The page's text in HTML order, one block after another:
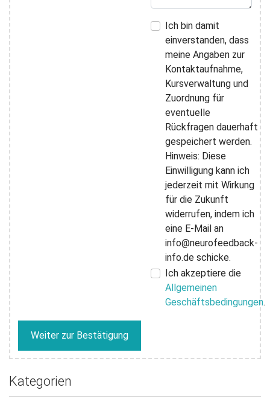
Ich bin damit
einverstanden, dass
meine Angaben zur
Kontaktaufnahme,
Kursverwaltung und
Zuordnung für
eventuelle
Rückfragen dauerhaft
gespeichert werden.
Hinweis: Diese
Einwilligung kann ich
jederzeit mit Wirkung
für die Zukunft
widerrufen, indem ich
eine E-Mail an
info@neurofeedback-
info.de schicke.
Ich akzeptiere die
Allgemeinen
Geschäftsbedingungen.
Weiter zur Bestätigung
Kategorien